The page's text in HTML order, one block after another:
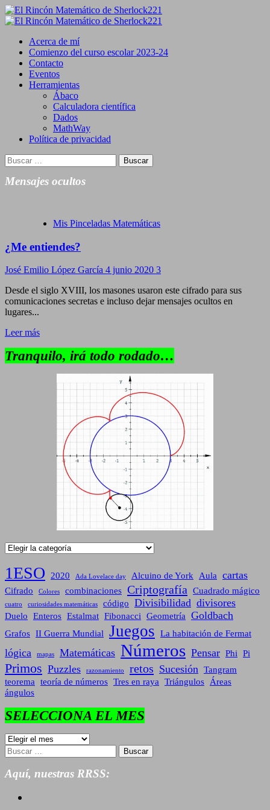
Saltar
al
Primary
Acerca de mí
Comienzo del curso escolar 2023-24
Contacto
Eventos
Herramientas
Ábaco
Calculadora científica
Dados
MathWay
Política de privacidad
Buscar:
Mensajes ocultos
Mis Pinceladas Matemáticas
¿Me entiendes?
José Emilio López García 4 junio 2020 3
Desde el siglo XVIII, los masones usaron este cifrado para sus
comunicaciones secretas e incluso dejar mensajes ocultos en
lugares...
Leer más
Tranquilo, irá todo rodado…
Categorías
1ESO 2020 Ada Lovelace day Alcuino de York Aula cartas
Cifrado Colores combinaciones Criptografía Cuadrado mágico
cuatro curiosidades matemáticas código Divisibilidad divisores
Duelo Enteros Estalmat Fibonacci Geometría Goldbach
Grafos II Guerra Mundial Juegos La habitación de Fermat
lógica mapas Matemáticas Números Pensar Phi Pi
Primos Puzzles razonamiento retos Sucesión Tangram
teorema teoría de números Tres en raya Triángulos Áreas
ángulos
SELECCIONA EL MES
SELECCIONA
EL
MES
Buscar:
Aquí, nuestras RRSS: